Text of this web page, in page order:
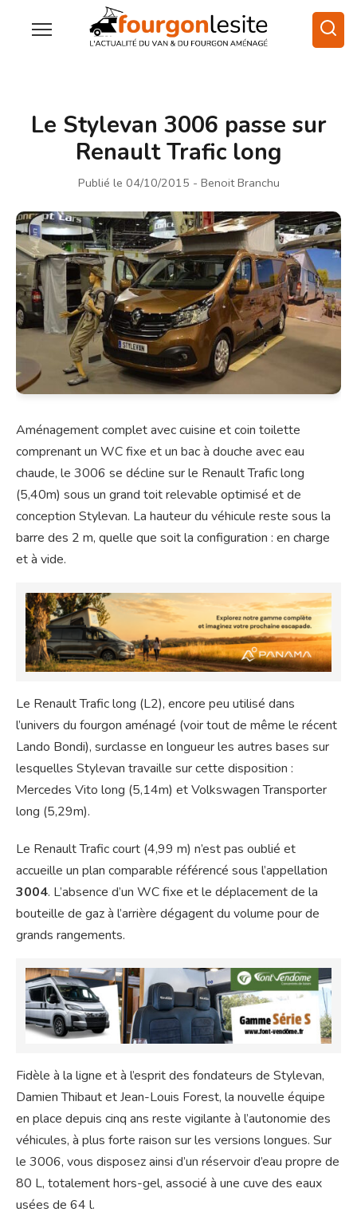
Le Stylevan 3006 passe sur
Renault Trafic long
Publié le 04/10/2015 - Benoit Branchu
Aménagement complet avec cuisine et coin toilette
comprenant un WC fixe et un bac à douche avec eau
chaude, le 3006 se décline sur le Renault Trafic long
(5,40m) sous un grand toit relevable optimisé et de
conception Stylevan. La hauteur du véhicule reste sous la
barre des 2 m, quelle que soit la configuration : en charge
et à vide.
Le Renault Trafic long (L2), encore peu utilisé dans
l’univers du fourgon aménagé (voir tout de même le récent
Lando Bondi), surclasse en longueur les autres bases sur
lesquelles Stylevan travaille sur cette disposition :
Mercedes Vito long (5,14m) et Volkswagen Transporter
long (5,29m).
Le Renault Trafic court (4,99 m) n’est pas oublié et
accueille un plan comparable référencé sous l’appellation
3004. L’absence d’un WC fixe et le déplacement de la
bouteille de gaz à l’arrière dégagent du volume pour de
grands rangements.
Fidèle à la ligne et à l’esprit des fondateurs de Stylevan,
Damien Thibaut et Jean-Louis Forest, la nouvelle équipe
en place depuis cinq ans reste vigilante à l’autonomie des
véhicules, à plus forte raison sur les versions longues. Sur
le 3006, vous disposez ainsi d’un réservoir d’eau propre de
80 L, totalement hors-gel, associé à une cuve des eaux
usées de 64 l.